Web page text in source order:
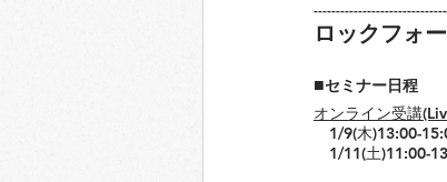
ロックフォ
■セミナー日程
オンライン受講
1/9(木)13:00-
1/11(土)11:00-